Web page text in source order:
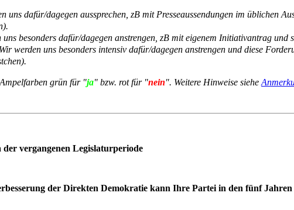
uns dafür/dagegen aussprechen, zB mit Presseaussendungen im üblichen
uns besonders dafür/dagegen anstrengen, zB mit eigenem Initiativantrag
Wir werden uns besonders intensiv dafür/dagegen anstrengen und diese
grün für "ja" bzw. rot für "nein". Weitere Hinweise siehe
vergangenen Legislaturperiode
der Direkten Demokratie kann Ihre Partei in den fünf